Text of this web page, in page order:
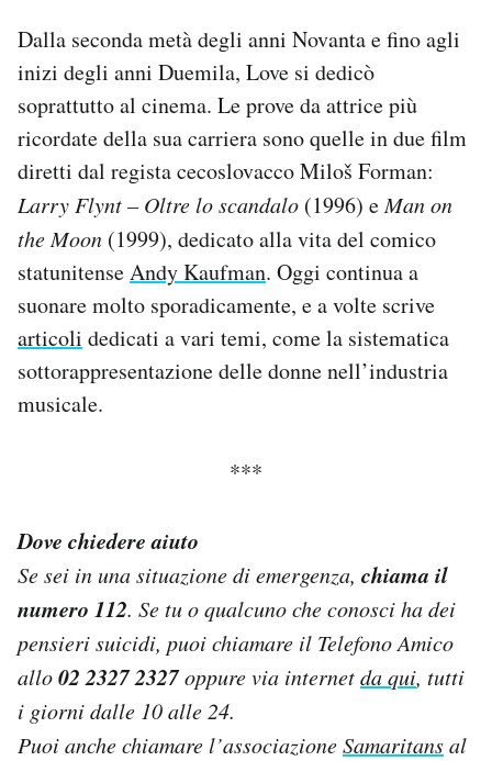
Dalla seconda metà degli anni Novanta e fino agli
inizi degli anni Duemila, Love si dedicò
soprattutto al cinema. Le prove da attrice più
ricordate della sua carriera sono quelle in due film
diretti dal regista cecoslovaccoMiloš Forman:
Larry Flynt – Oltre lo scandalo (1996) eMan on
the Moon (1999), dedicato alla vita del comico
statunitenseAndy Kaufman. Oggi continua a
suonare molto sporadicamente, e a volte scrive
articoli dedicati a vari temi, come la sistematica
sottorappresentazione delle donne nell’industria
musicale.
***
Dove chiedere aiuto
Se sei in una situazione di emergenza, chiama il
numero 112. Se tu o qualcuno che conosci ha dei
pensieri suicidi, puoi chiamare il Telefono Amico
allo02 2327 2327oppure via internetda qui, tutti
i giorni dalle 10 alle 24.
Puoi anche chiamare l’associazioneSamaritansal